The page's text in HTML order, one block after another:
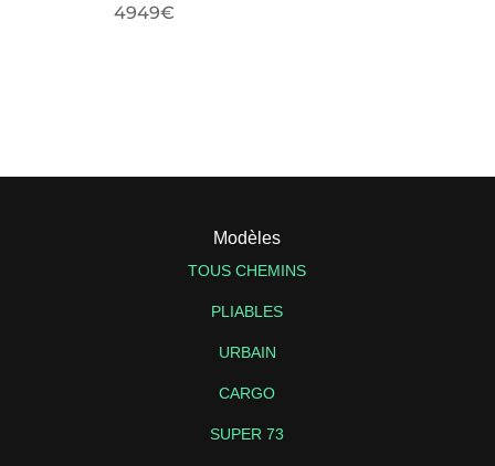
4949€
Modèles
TOUS CHEMINS
PLIABLES
URBAIN
CARGO
SUPER 73